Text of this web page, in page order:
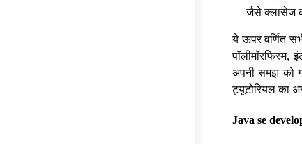
जैसे क्लासेज
ये ऊपर वर्णित
पॉलीमॉरफिस्म,
अपनी समझ को
ट्यूटोरियल का
Java se